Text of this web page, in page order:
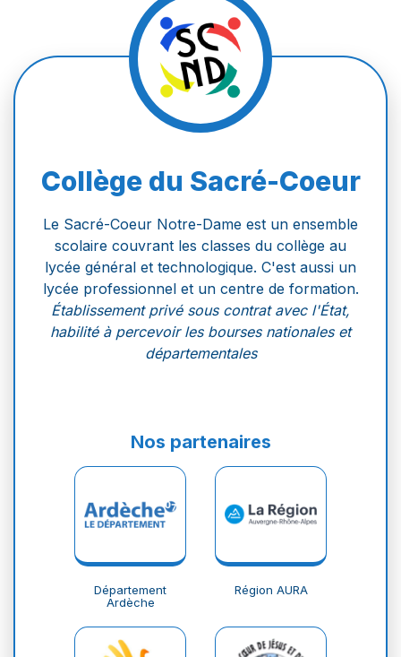
Collège du Sacré-Coeur
Le Sacré-Coeur Notre-Dame est un ensemble
scolaire couvrant les classes du collège au
lycée général et technologique. C'est aussi un
lycée professionnel et un centre de formation.
Établissement privé sous contrat avec l'État,
habilité à percevoir les bourses nationales et
départementales
Nos partenaires
Département
Ardèche
Région AURA